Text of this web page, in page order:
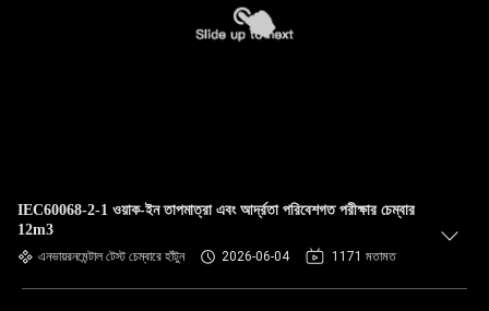
IEC60068-2-1 ওয়াক-ইন তাপমাত্রা এবং আর্দ্রতা পরিবেশগত পরীক্ষার চেম্বার
12m3
এনভায়রনমেন্টাল টেস্ট চেম্বারে হাঁটুন 2026-06-04 1171 মতামত